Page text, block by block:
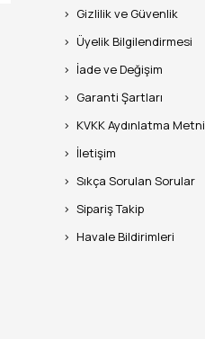
Gizlilik ve Güvenlik
Üyelik Bilgilendirmesi
İade ve Değişim
Garanti Şartları
KVKK Aydınlatma Metni
İletişim
Sıkça Sorulan Sorular
Sipariş Takip
Havale Bildirimleri